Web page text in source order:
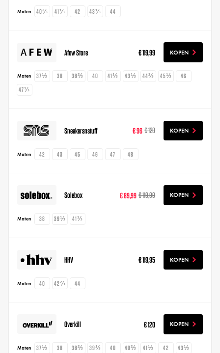
Maten 40⅔ 41⅓ 42 43⅓ 44
Afew Store € 119,99 KOPEN
Maten 37⅓ 38 38⅔ 40 41⅓ 43⅓ 44⅔ 45⅓
46
47⅓
Sneakersnstuff € 96 € 120 KOPEN
Maten 42 43 45 46 47 48
Solebox € 89,99 € 119,99 KOPEN
Maten 38 39⅓ 41⅓
HHV € 119,95 KOPEN
Maten 40 42⅔ 44
Overkill € 120 KOPEN
Maten 37⅓ 38 38⅔ 39⅓ 40 40⅔ 41⅓ 42
43⅓